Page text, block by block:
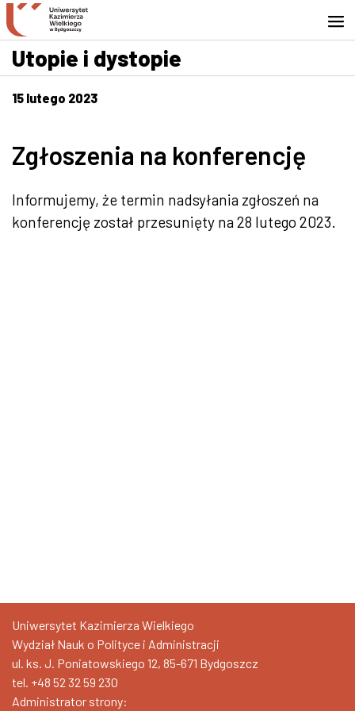
Przejdź do wyszukiwarki
Przejdź do treści
Przejdź do stopki - Kontakt
Utopie i dystopie
15 lutego 2023
Zgłoszenia na konferencję
Informujemy, że termin nadsyłania zgłoszeń na
konferencję został przesunięty na 28 lutego 2023.
Uniwersytet Kazimierza Wielkiego
Wydział Nauk o Polityce i Administracji
ul. ks. J. Poniatowskiego 12, 85-671 Bydgoszcz
tel. +48 52 32 59 230
Administrator strony: